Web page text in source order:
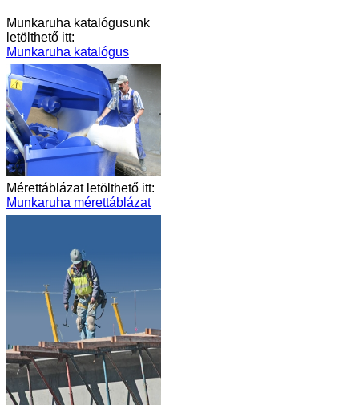
Munkaruha katalógusunk
letölthető itt:
Munkaruha katalógus
Mérettáblázat letölthető itt:
Munkaruha mérettáblázat